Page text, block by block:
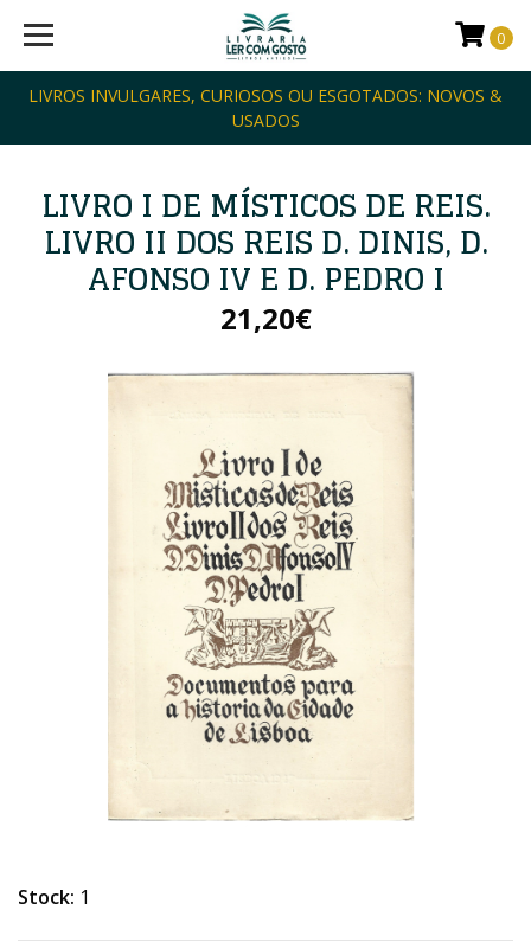
LIVROS INVULGARES, CURIOSOS OU ESGOTADOS: NOVOS &
USADOS
0
LIVRO I DE MÍSTICOS DE REIS.
LIVRO II DOS REIS D. DINIS, D.
AFONSO IV E D. PEDRO I
21,20€
Stock: 1